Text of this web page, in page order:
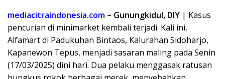
mediacitraindonesia.com – Gunungkidul, DIY | Kasus
pencurian di minimarket kembali terjadi. Kali ini,
Alfamart di Padukuhan Bintaos, Kalurahan Sidoharjo,
Kapanewon Tepus, menjadi sasaran maling pada Senin
(17/03/2025) dini hari. Dua pelaku menggasak ratusan